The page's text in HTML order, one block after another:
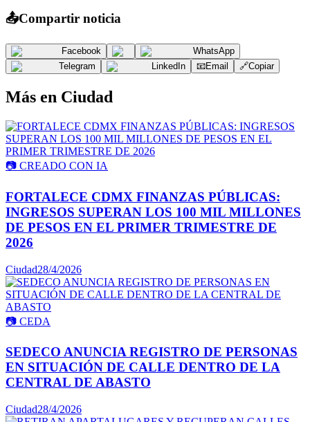
📤Compartir noticia
Facebook
WhatsApp
Telegram
LinkedIn 📧Email 🔗Copiar
Más en Ciudad
📷 CREADO CON IA
FORTALECE CDMX FINANZAS PÚBLICAS:
INGRESOS SUPERAN LOS 100 MIL MILLONES
DE PESOS EN EL PRIMER TRIMESTRE DE
2026
Ciudad28/4/2026
📷 CEDA
SEDECO ANUNCIA REGISTRO DE PERSONAS
EN SITUACIÓN DE CALLE DENTRO DE LA
CENTRAL DE ABASTO
Ciudad28/4/2026